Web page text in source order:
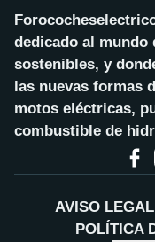
dedicado al mundo
sostenibles, y
las nuevas formas
motos eléctricas,
combustible de
AVISO LEGAL
POLÍTICA